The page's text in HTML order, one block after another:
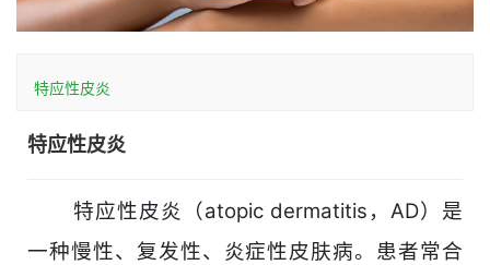
特应性皮炎
特应性皮炎
特应性皮炎（atopic dermatitis，AD）是
一种慢性、复发性、炎症性皮肤病。患者常合